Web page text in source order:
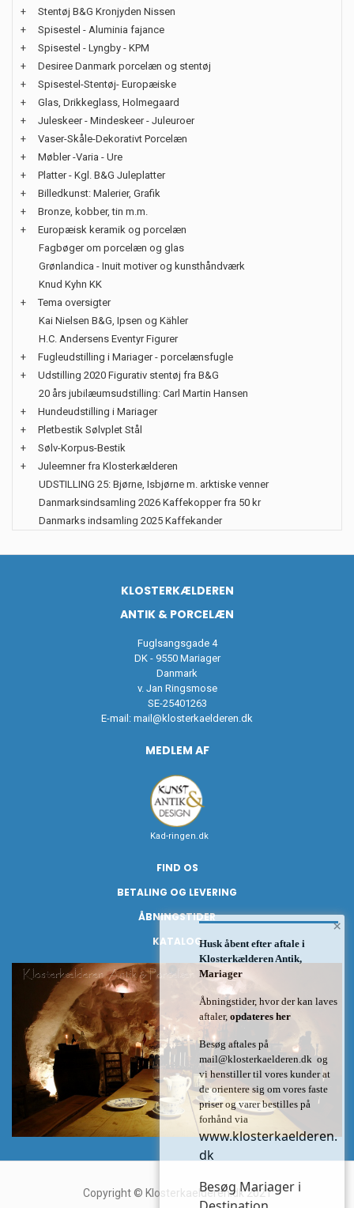
+
Stentøj B&G Kronjyden Nissen
+
Spisestel - Aluminia fajance
+
Spisestel - Lyngby - KPM
+
Desiree Danmark porcelæn og stentøj
+
Spisestel-Stentøj- Europæiske
+
Glas, Drikkeglass, Holmegaard
+
Juleskeer - Mindeskeer - Juleuroer
+
Vaser-Skåle-Dekorativt Porcelæn
+
Møbler -Varia - Ure
+
Platter - Kgl. B&G Juleplatter
+
Billedkunst: Malerier, Grafik
+
Bronze, kobber, tin m.m.
+
Europæisk keramik og porcelæn
Fagbøger om porcelæn og glas
Grønlandica - Inuit motiver og kunsthåndværk
Knud Kyhn KK
+
Tema oversigter
Kai Nielsen B&G, Ipsen og Kähler
H.C. Andersens Eventyr Figurer
+
Fugleudstilling i Mariager - porcelænsfugle
+
Udstilling 2020 Figurativ stentøj fra B&G
20 års jubilæumsudstilling: Carl Martin Hansen
+
Hundeudstilling i Mariager
+
Pletbestik Sølvplet Stål
+
Sølv-Korpus-Bestik
+
Juleemner fra Klosterkælderen
UDSTILLING 25: Bjørne, Isbjørne m. arktiske venner
Danmarksindsamling 2026 Kaffekopper fra 50 kr
Danmarks indsamling 2025 Kaffekander
KLOSTERKÆLDEREN
ANTIK & PORCELÆN
Fuglsangsgade 4
DK - 9550 Mariager
Danmark
v. Jan Ringsmose
SE-25401263
E-mail: mail@klosterkaelderen.dk
MEDLEM AF
Kad-ringen.dk
FIND OS
BETALING OG LEVERING
ÅBNINGSTIDER
KATALOG
Copyright © Klosterkaelderen.dk 2021
×
Husk åbent efter aftale i
Klosterkælderen Antik,
Mariager
Åbningstider, hvor der kan laves
aftaler, opdateres her
Besøg aftales på
mail@klosterkaelderen.dk og
vi henstiller til vores kunder at
de orientere sig om vores faste
priser og varer bestilles på
forhånd via
www.klosterkaelderen.
dk
Besøg Mariager i